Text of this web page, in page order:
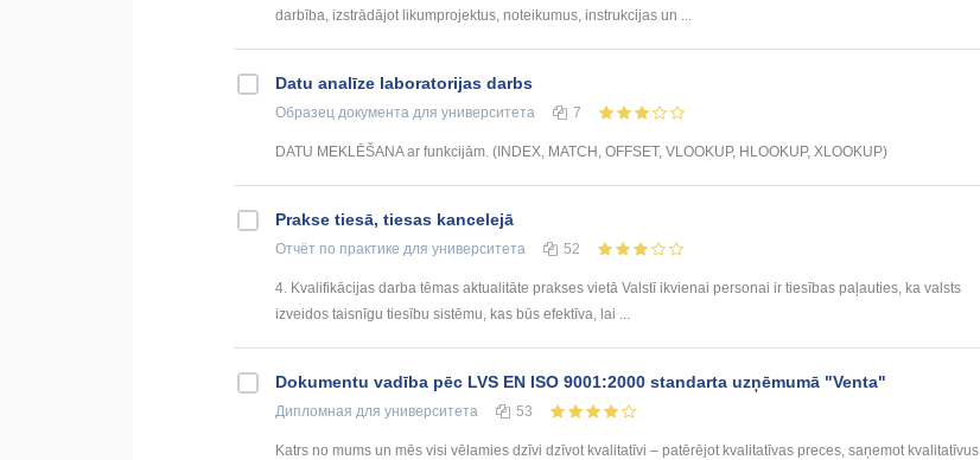
darbība, izstrādājot likumprojektus, noteikumus, instrukcijas un ...
Datu analīze laboratorijas darbs
Образец документа для университета 7
DATU MEKLĒŠANA ar funkcijām. (INDEX, MATCH, OFFSET, VLOOKUP, HLOOKUP, XLOOKUP)
Prakse tiesā, tiesas kancelejā
Отчёт по практике для университета 52
4. Kvalifikācijas darba tēmas aktualitāte prakses vietā Valstī ikvienai personai ir tiesības paļauties, ka valsts
izveidos taisnīgu tiesību sistēmu, kas būs efektīva, lai ...
Dokumentu vadība pēc LVS EN ISO 9001:2000 standarta uzņēmumā "Venta"
Дипломная для университета 53
Katrs no mums un mēs visi vēlamies dzīvi dzīvot kvalitatīvi – patērējot kvalitatīvas preces, saņemot kvalitatīvus